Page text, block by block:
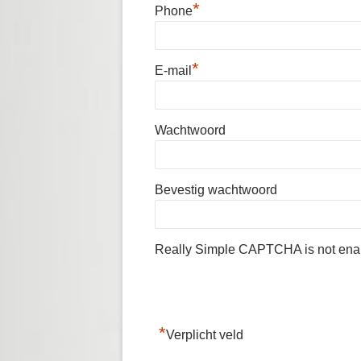
Phone*
E-mail *
Wachtwoord
Bevestig wachtwoord
Really Simple CAPTCHA is not
*Verplicht veld